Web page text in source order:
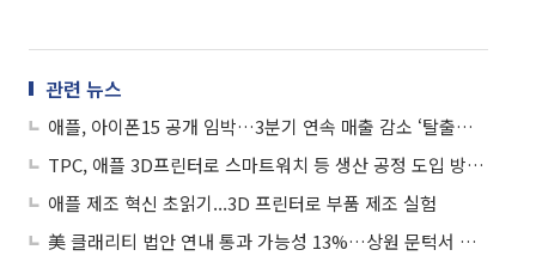
관련 뉴스
애플, 아이폰15 공개 임박…3분기 연속 매출 감소 ‘탈출구’ 되나
TPC, 애플 3D프린터로 스마트워치 등 생산 공정 도입 방안 실험 소식에 상승세
애플 제조 혁신 초읽기...3D 프린터로 부품 제조 실험
美 클래리티 법안 연내 통과 가능성 13%…상원 문턱서 제동